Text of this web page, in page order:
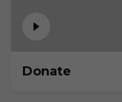
Donate